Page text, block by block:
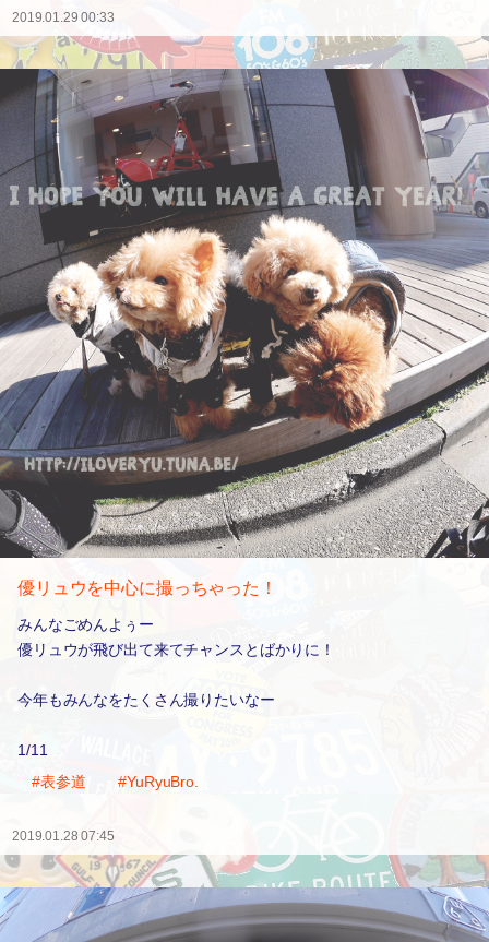
2019.01.29 00:33
優リュウを中心に撮っちゃった！
みんなごめんよぅー
優リュウが飛び出て来てチャンスとばかりに！
今年もみんなをたくさん撮りたいなー
1/11
#表参道
#YuRyuBro.
2019.01.28 07:45